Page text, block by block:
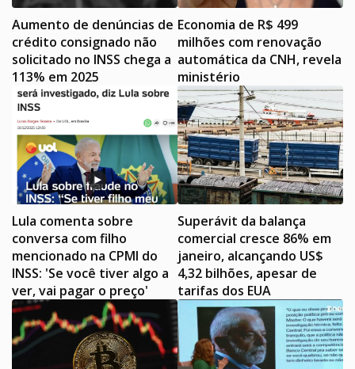
Aumento de denúncias de
crédito consignado não
solicitado no INSS chega a
113% em 2025
Economia de R$ 499
milhões com renovação
automática da CNH, revela
ministério
Lula comenta sobre
conversa com filho
mencionado na CPMI do
INSS: 'Se você tiver algo a
ver, vai pagar o preço'
Superávit da balança
comercial cresce 86% em
janeiro, alcançando US$
4,32 bilhões, apesar de
tarifas dos EUA